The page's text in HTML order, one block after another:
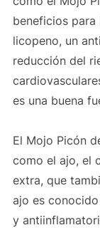
beneficios para
licopeno, un
reducción del
es una buena
El Mojo Picón
como el ajo, el
extra, que
ajo es
y